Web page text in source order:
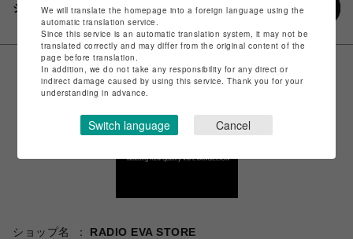
シェアする
ショップ名
RADIO EVA STORE
We will translate the homepage into a foreign language using the
automatic translation service.
Since this service is an automatic translation system, it may not be
translated correctly and may differ from the original content of the
page before translation.
In addition, we do not take any responsibility for any direct or
indirect damage caused by using this service. Thank you for your
understanding in advance.
Switch language Cancel